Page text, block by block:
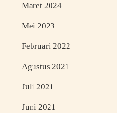
Maret 2024
Mei 2023
Februari 2022
Agustus 2021
Juli 2021
Juni 2021